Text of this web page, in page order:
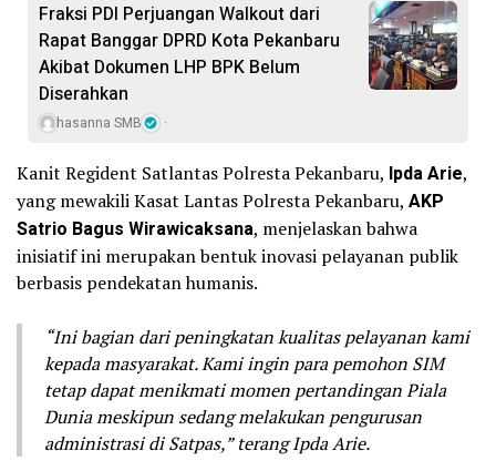
Fraksi PDI Perjuangan Walkout dari
Rapat Banggar DPRD Kota Pekanbaru
Akibat Dokumen LHP BPK Belum
Diserahkan
hasanna SMB
Kanit Regident Satlantas Polresta Pekanbaru, Ipda Arie,
yang mewakili Kasat Lantas Polresta Pekanbaru, AKP
Satrio Bagus Wirawicaksana, menjelaskan bahwa
inisiatif ini merupakan bentuk inovasi pelayanan publik
berbasis pendekatan humanis.
“Ini bagian dari peningkatan kualitas pelayanan kami
kepada masyarakat. Kami ingin para pemohon SIM
tetap dapat menikmati momen pertandingan Piala
Dunia meskipun sedang melakukan pengurusan
administrasi di Satpas,” terang Ipda Arie.